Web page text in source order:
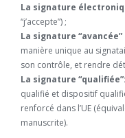
La signature
“j’accepte”) ;
La signature “avancée”
manière unique au
son contrôle, et rendre
La signature “qualifiée”:
qualifié et dispositif
renforcé dans l’UE
manuscrite).